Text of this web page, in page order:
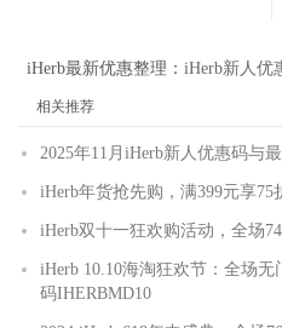
iHerb最新优惠整理： iHerb新人优
相关推荐
2025年11月iHerb新人优惠码与
iHerb年货抢先购，满399元享75
iHerb双十一狂欢购活动，全场
iHerb 10.10海淘狂欢节：全场
码IHERBMD10